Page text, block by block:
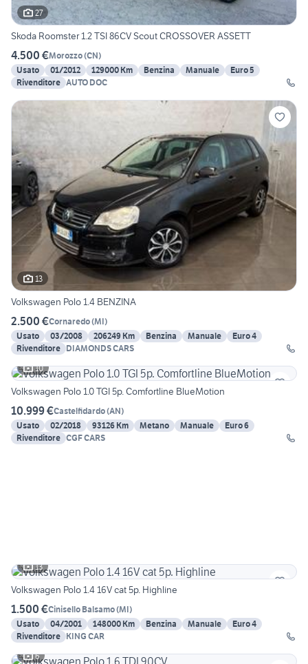
27
Skoda Roomster 1.2 TSI 86CV Scout CROSSOVER ASSETT
4.500 €Morozzo(CN)
Usato
01/2012 129000 Km Benzina Manuale
Euro 5
Rivenditore AUTO DOC
13
Volkswagen Polo 1.4 BENZINA
2.500 €Cornaredo(MI)
Usato
03/2008 206249 Km Benzina Manuale
Euro 4
Rivenditore DIAMONDS CARS
10
Volkswagen Polo 1.0 TGI 5p. Comfortline BlueMotion
10.999 €Castelfidardo(AN)
Usato
02/2018 93126 Km Metano Manuale
Euro 6
Rivenditore CGF CARS
13
Volkswagen Polo 1.4 16V cat 5p. Highline
1.500 €Cinisello Balsamo(MI)
Usato
04/2001 148000 Km Benzina Manuale
Euro 4
Rivenditore KING CAR
6